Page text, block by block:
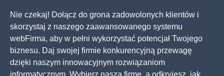
Nie czekaj! Dołącz do grona zadowolonych klientów i
skorzystaj z naszego zaawansowanego systemu
webFirma, aby w pełni wykorzystać potencjał Twojego
biznesu. Daj swojej firmie konkurencyjną przewagę
dzięki naszym innowacyjnym rozwiązaniom
informatycznym. Wybierz naszą firmę, a odkryjesz, jak